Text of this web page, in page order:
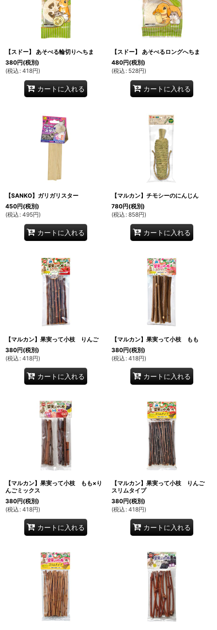
【スドー】 あそべる輪切りへちま
380円(税別)
(税込 : 418円)
カートに入れる
【スドー】 あそべるロングへちま
480円(税別)
(税込 : 528円)
カートに入れる
【SANKO】ガリガリスター
450円(税別)
(税込 : 495円)
カートに入れる
【マルカン】チモシーのにんじん
780円(税別)
(税込 : 858円)
カートに入れる
【マルカン】果実って小枝 りんご
380円(税別)
(税込 : 418円)
カートに入れる
【マルカン】果実って小枝 もも
380円(税別)
(税込 : 418円)
カートに入れる
【マルカン】果実って小枝 もも×り
んごミックス
380円(税別)
(税込 : 418円)
カートに入れる
【マルカン】果実って小枝 りんご
スリムタイプ
380円(税別)
(税込 : 418円)
カートに入れる